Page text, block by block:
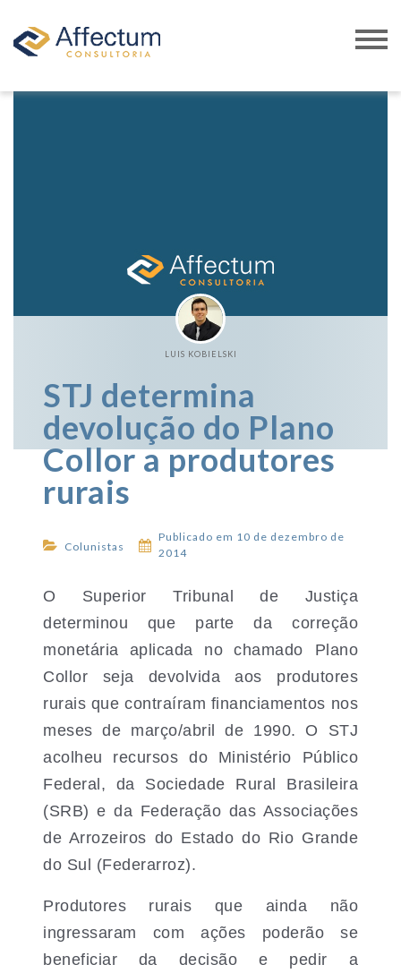
LUIS KOBIELSKI
STJ determina
devolução do Plano
Collor a produtores
rurais
Colunistas
Publicado em 10 de dezembro de
2014
O Superior Tribunal de Justiça
determinou que parte da correção
monetária aplicada no chamado Plano
Collor seja devolvida aos produtores
rurais que contraíram financiamentos nos
meses de março/abril de 1990. O STJ
acolheu recursos do Ministério Público
Federal, da Sociedade Rural Brasileira
(SRB) e da Federação das Associações
de Arrozeiros do Estado do Rio Grande
do Sul (Federarroz).
Produtores rurais que ainda não
ingressaram com ações poderão se
beneficiar da decisão e pedir a